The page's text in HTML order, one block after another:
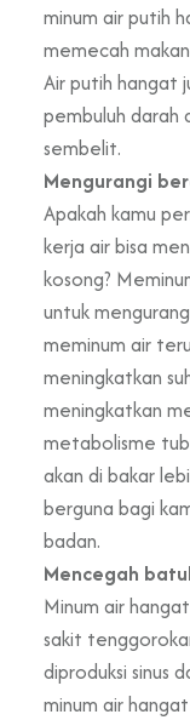
minum air putih
memecah
Air putih hangat
pembuluh darah
sembelit.
Mengurangi
Apakah kamu
kerja air bisa
kosong?
untuk
meminum air
meningkatkan
meningkatkan
metabolisme
akan di bakar
berguna bagi
badan.
Mencegah
Minum air
sakit
diproduksi sinus
minum air